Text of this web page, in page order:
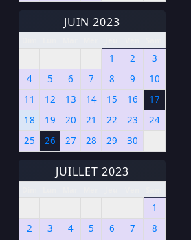
JUIN 2023
1 2
3
4
5 6 7 8 9
10
11
12 13 14 15 16
17
18
19 20 21 22 23
24
25
26 27 28 29 30
JUILLET 2023
1
2
3 4 5 6 7
8